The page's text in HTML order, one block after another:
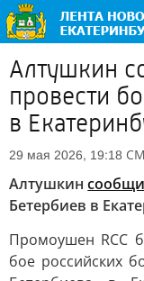
Алтушкин
провести
в
29 мая 2026, 19:18
Алтушкин
Бетербиев в
Промоушен RCC
бое российских